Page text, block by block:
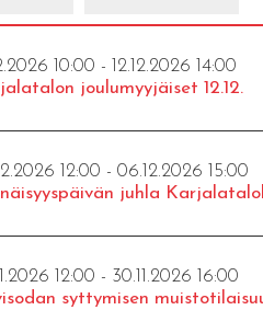
10:00 - 12.12.2026 14:00
joulumyyjäiset 12.12.
12:00 - 06.12.2026 15:00
juhla
12:00 - 30.11.2026 16:00
syttymisen